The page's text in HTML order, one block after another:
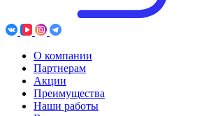
О компании
Партнерам
Акции
Преимущества
Наши работы